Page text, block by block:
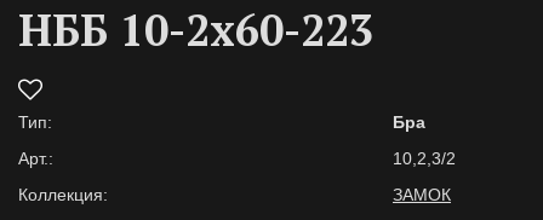
НББ 10-2х60-223
Тип:
Бра
Арт.:
10,2,3/2
Коллекция:
ЗАМОК